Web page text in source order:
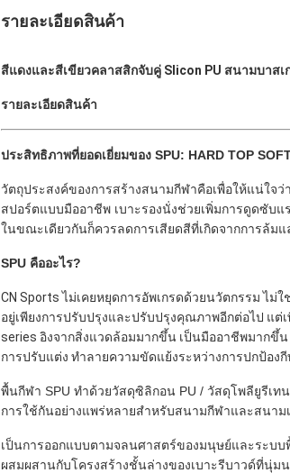
รายละเอียดสินค้า
สีแดงและสีเขียวคลาสสิกจับคู่ Slicon PU สนามบาสเ
รายละเอียดสินค้า
ประสิทธิภาพที่ยอดเยี่ยมของ SPU: HARD TOP
วัตถุประสงค์ของการสร้างสนามกีฬาคือเพื่อให้แน่ใ
สปอร์ตแบบมืออาชีพ เบาะรองนั่งช่วยเพิ่มการดูดซับ
ในขณะเดียวกันก็ควรลดการเสียดสีที่เกิดจากการล้มแ
SPU คืออะไร?
CN Sports ไม่เคยหยุดการอัพเกรดด้วยนวัตกรรม ไ
อยู่เพียงการปรับปรุงและปรับปรุงคุณภาพอีกต่อไป แ
series อิงจากสิ่งแวดล้อมมากขึ้น เป็นมืออาชีพมากขึ้
การปรับแต่ง ทำลายความขัดแย้งระหว่างการปกป้อ
พื้นกีฬา SPU ทำด้วยวัสดุซิลิกอน PU / วัสดุโพลียูรีเ
การใช้กันอย่างแพร่หลายสำหรับสนามกีฬาและสนาม
เป็นการออกแบบตามจลนศาสตร์ของมนุษย์และระ
ผสมผสานกับโครงสร้างชั้นล่างของเบาะรีบาวด์ที่นุ่